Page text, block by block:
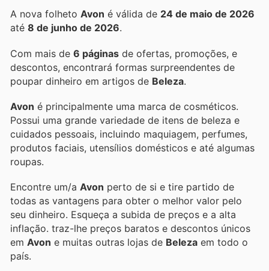
A nova folheto Avon é válida de 24 de maio de 2026
até 8 de junho de 2026.
Com mais de 6 páginas de ofertas, promoções, e
descontos, encontrará formas surpreendentes de
poupar dinheiro em artigos de Beleza.
Avon é principalmente uma marca de cosméticos.
Possui uma grande variedade de itens de beleza e
cuidados pessoais, incluindo maquiagem, perfumes,
produtos faciais, utensílios domésticos e até algumas
roupas.
Encontre um/a Avon perto de si e tire partido de
todas as vantagens para obter o melhor valor pelo
seu dinheiro. Esqueça a subida de preços e a alta
inflação. traz-lhe preços baratos e descontos únicos
em Avon e muitas outras lojas de Beleza em todo o
país.